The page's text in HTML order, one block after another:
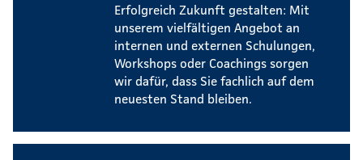
Erfolgreich Zukunft gestalten: Mit
unserem vielfältigen Angebot an
internen und externen Schulungen,
Workshops oder Coachings sorgen
wir dafür, dass Sie fachlich auf dem
neuesten Stand bleiben.